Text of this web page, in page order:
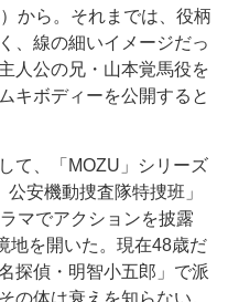
から。それまでは、役柄
、線の細いイメージだっ
人公の兄・山本覚馬役を
キボディーを公開すると
て、「MOZU」シリーズ
安機動捜査隊特捜班」
マでアクションを披露
地を開いた。現在48歳だ
探偵・明智小五郎」で派
の体は衰えを知らない。